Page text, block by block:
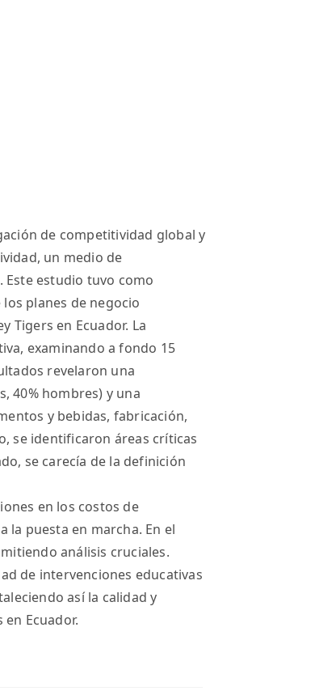
de competitividad global y
un medio de
Este estudio tuvo como
planes de negocio
Tigers en Ecuador. La
examinando a fondo 15
revelaron una
40% hombres) y una
y bebidas, fabricación,
se identificaron áreas críticas
se carecía de la definición
en los costos de
la puesta en marcha. En el
análisis cruciales.
de intervenciones educativas
así la calidad y
Ecuador.